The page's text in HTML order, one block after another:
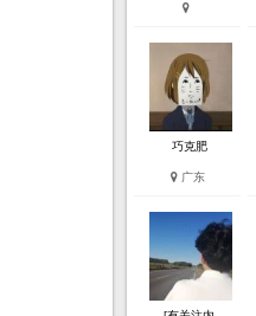
巧克肥
广东